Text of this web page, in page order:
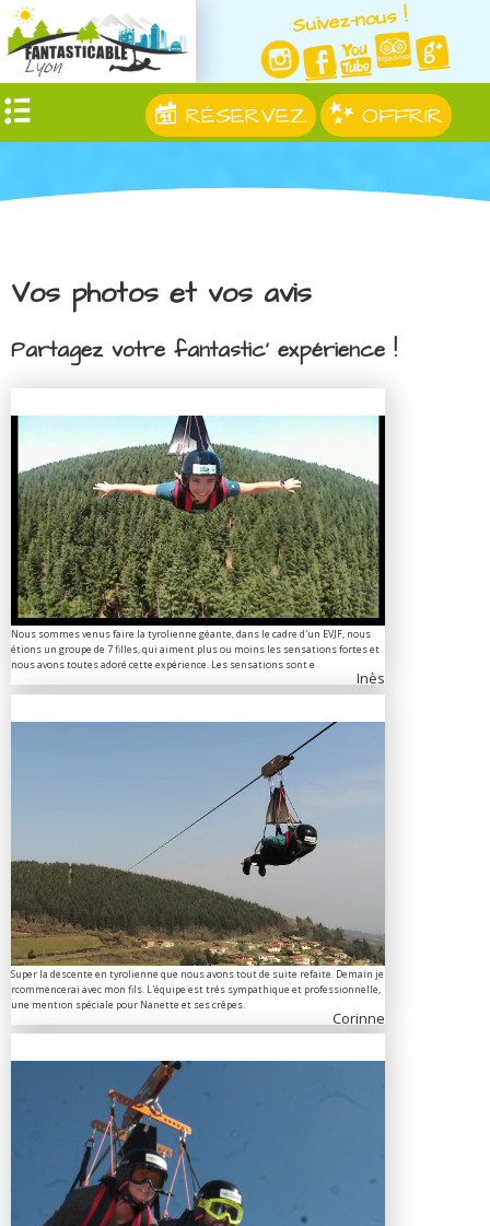
Suivez-nous !
RÉSERVEZ OFFRIR
Vos photos et vos avis
Partagez votre fantastic' expérience !
Nous sommes venus faire la tyrolienne géante, dans le cadre d'un EVJF, nous
étions un groupe de 7 filles, qui aiment plus ou moins les sensations fortes et
nous avons toutes adoré cette expérience. Les sensations sont e
Inès
Super la descente en tyrolienne que nous avons tout de suite refaite. Demain je
rcommencerai avec mon fils. L'équipe est trés sympathique et professionnelle,
une mention spéciale pour Nanette et ses crêpes.
Corinne